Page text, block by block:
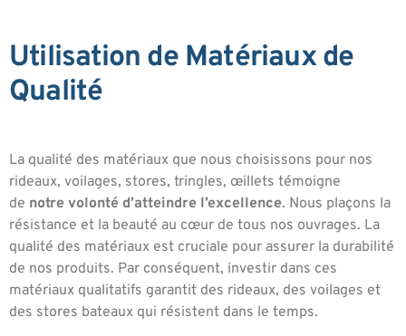
Utilisation de Matériaux de
Qualité
La qualité des matériaux que nous choisissons pour nos
rideaux, voilages, stores, tringles, œillets témoigne
de notre volonté d’atteindre l’excellence. Nous plaçons la
résistance et la beauté au cœur de tous nos ouvrages. La
qualité des matériaux est cruciale pour assurer la durabilité
de nos produits. Par conséquent, investir dans ces
matériaux qualitatifs garantit des rideaux, des voilages et
des stores bateaux qui résistent dans le temps.